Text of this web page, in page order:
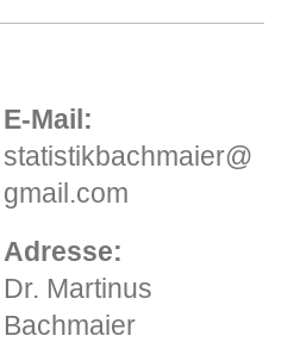
E-Mail:
statistikbachmaier@
gmail.com
Adresse:
Dr. Martinus
Bachmaier